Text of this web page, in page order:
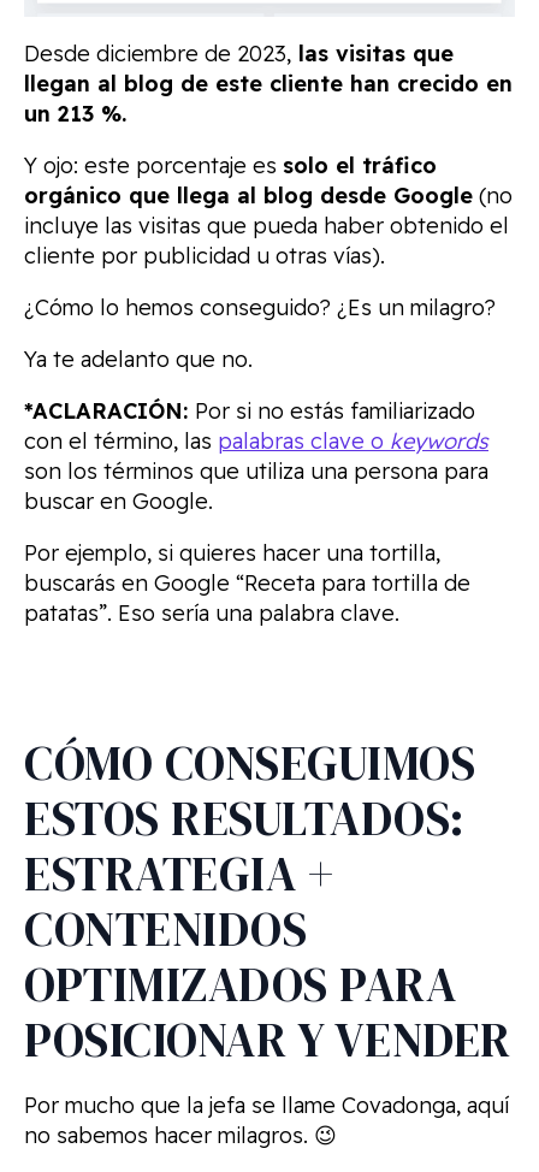
Desde diciembre de 2023, las visitas que
llegan al blog de este cliente han crecido en
un 213 %.
Y ojo: este porcentaje es solo el tráfico
orgánico que llega al blog desde Google (no
incluye las visitas que pueda haber obtenido el
cliente por publicidad u otras vías).
¿Cómo lo hemos conseguido? ¿Es un milagro?
Ya te adelanto que no.
*ACLARACIÓN: Por si no estás familiarizado
con el término, las palabras clave o keywords
son los términos que utiliza una persona para
buscar en Google.
Por ejemplo, si quieres hacer una tortilla,
buscarás en Google “Receta para tortilla de
patatas”. Eso sería una palabra clave.
CÓMO CONSEGUIMOS
ESTOS RESULTADOS:
ESTRATEGIA +
CONTENIDOS
OPTIMIZADOS PARA
POSICIONAR Y VENDER
Por mucho que la jefa se llame Covadonga, aquí
no sabemos hacer milagros. 😉